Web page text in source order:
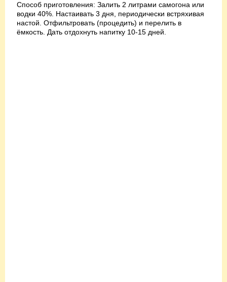
Способ приготовления: Залить 2 литрами самогона или
водки 40%. Настаивать 3 дня, периодически встряхивая
настой. Отфильтровать (процедить) и перелить в
ёмкость. Дать отдохнуть напитку 10-15 дней.